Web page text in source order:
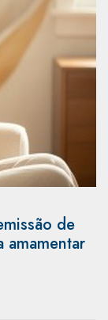
de
amamentar